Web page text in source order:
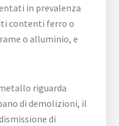
in prevalenza
contenti ferro o
o alluminio, e
riguarda
di demolizioni, il
di